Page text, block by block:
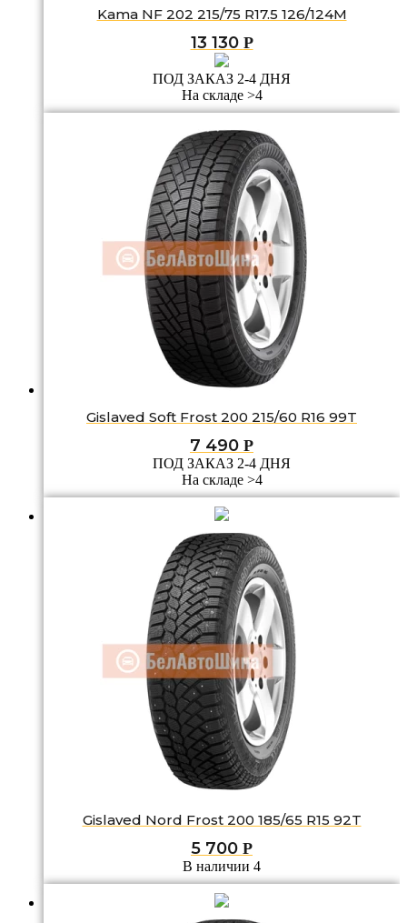
Kama NF 202 215/75 R17.5 126/124M
13 130 Р
ПОД ЗАКАЗ 2-4 ДНЯ
На складе >4
Gislaved Soft Frost 200 215/60 R16 99T
7 490 Р
ПОД ЗАКАЗ 2-4 ДНЯ
На складе >4
Gislaved Nord Frost 200 185/65 R15 92T
5 700 Р
В наличии 4